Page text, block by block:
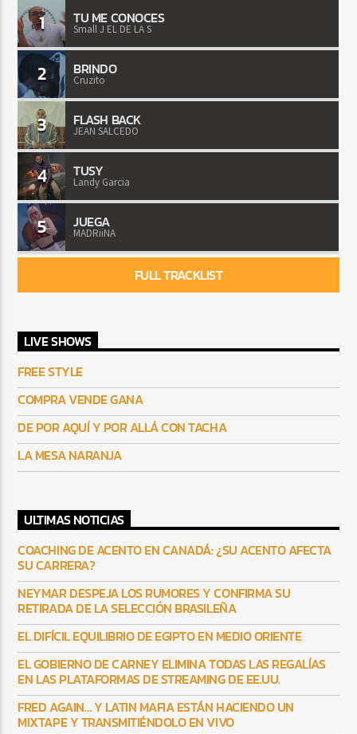
1 TU ME CONOCES
Small J EL DE LA S
2 BRINDO
Cruzito
3 FLASH BACK
JEAN SALCEDO
4 TUSY
Landy Garcia
5 JUEGA
MADRiiNA
FULL TRACKLIST
LIVE SHOWS
FREE STYLE
COMPRA VENDE GANA
DE POR AQUÍ Y POR ALLÁ CON TACHA
LA MESA NARANJA
ULTIMAS NOTICIAS
COACHING DE ACENTO EN CANADÁ: ¿SU ACENTO AFECTA
SU CARRERA?
NEYMAR DESPEJA LOS RUMORES Y CONFIRMA SU
RETIRADA DE LA SELECCIÓN BRASILEÑA
EL DIFÍCIL EQUILIBRIO DE EGIPTO EN MEDIO ORIENTE
EL GOBIERNO DE CARNEY ELIMINA TODAS LAS REGALÍAS
EN LAS PLATAFORMAS DE STREAMING DE EE.UU.
FRED AGAIN… Y LATIN MAFIA ESTÁN HACIENDO UN
MIXTAPE Y TRANSMITIÉNDOLO EN VIVO